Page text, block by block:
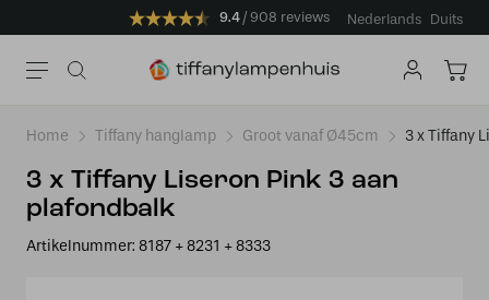
9.4 908 reviews Nederlands Duits
Home Tiffany hanglamp Groot vanaf Ø45cm 3 x Tiffany
3 x Tiffany Liseron Pink 3 aan
plafondbalk
Artikelnummer: 8187 + 8231 + 8333